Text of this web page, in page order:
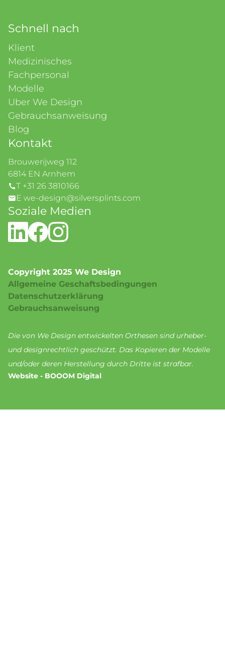
Schnell nach
Klient
Medizinisches
Fachpersonal
Modelle
Uber We Design
Gebrauchsanweisung
Blog
Kontakt
Brouwerijweg 112
6814 EN Arnhem
T +31 26 3810166
E we-design@silversplints.com
Soziale Medien
Copyright 2025 We Design
Allgemeine Geschaftsbedingungen
Datenschutzerklärung
Gebrauchsanweisung
Die von We Design entwickelten Orthesen sind urheber-
und designrechtlich geschützt. Das Kopieren der Modelle
und/oder deren Herstellung durch Dritte ist strafbar.
Website - BOOOM Digital